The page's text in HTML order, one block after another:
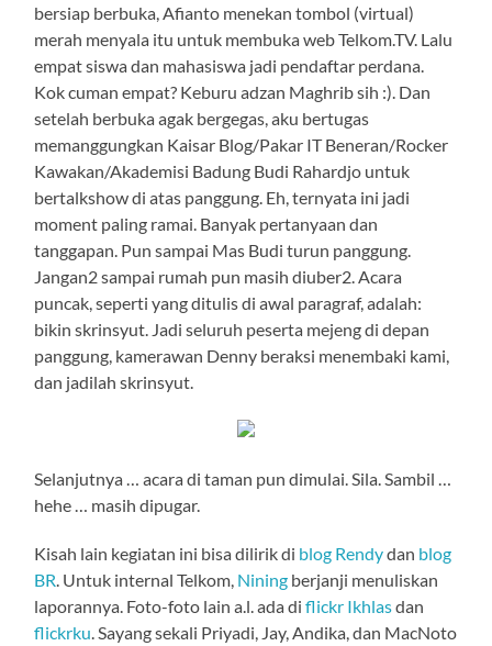
bersiap berbuka, Afianto menekan tombol (virtual)
merah menyala itu untuk membuka web Telkom.TV. Lalu
empat siswa dan mahasiswa jadi pendaftar perdana.
Kok cuman empat? Keburu adzan Maghrib sih :). Dan
setelah berbuka agak bergegas, aku bertugas
memanggungkan Kaisar Blog/Pakar IT Beneran/Rocker
Kawakan/Akademisi Badung Budi Rahardjo untuk
bertalkshow di atas panggung. Eh, ternyata ini jadi
moment paling ramai. Banyak pertanyaan dan
tanggapan. Pun sampai Mas Budi turun panggung.
Jangan2 sampai rumah pun masih diuber2. Acara
puncak, seperti yang ditulis di awal paragraf, adalah:
bikin skrinsyut. Jadi seluruh peserta mejeng di depan
panggung, kamerawan Denny beraksi menembaki kami,
dan jadilah skrinsyut.
Selanjutnya … acara di taman pun dimulai. Sila. Sambil …
hehe … masih dipugar.
Kisah lain kegiatan ini bisa dilirik di blog Rendydan blog
BR . Untuk internal Telkom, Nining berjanji menuliskan
laporannya. Foto-foto lain a.l. ada diflickr Ikhlasdan
flickrku . Sayang sekali Priyadi, Jay, Andika, dan MacNoto